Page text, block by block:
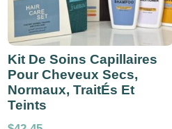
Kit De Soins Capillaires
Pour Cheveux Secs,
Normaux, TraitÉs Et
Teints